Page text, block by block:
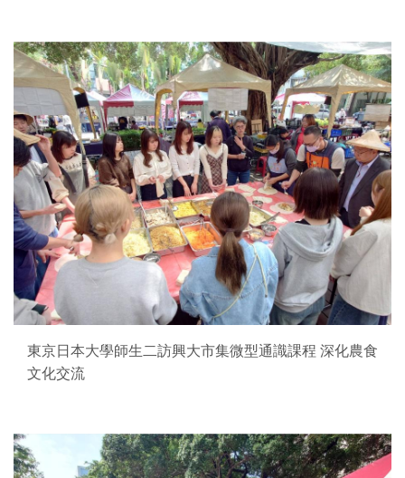
東京日本大學師生二訪興大市集微型通識課程 深化農食
文化交流